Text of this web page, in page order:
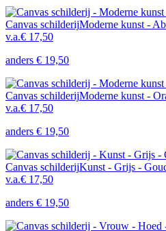
Canvas schilderijModerne kunst -
v.a.€ 17,50
anders € 19,50
Canvas schilderijModerne kunst -
v.a.€ 17,50
anders € 19,50
Canvas schilderijKunst - Grijs -
v.a.€ 17,50
anders € 19,50